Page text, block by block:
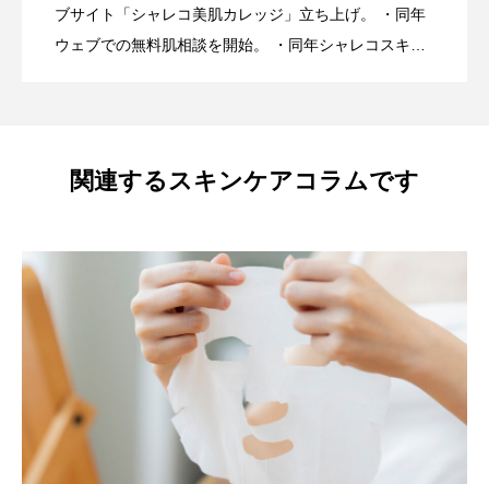
ブサイト「シャレコ美肌カレッジ」立ち上げ。 ・同年
ウェブでの無料肌相談を開始。 ・同年シャレコスキン
ャレコレター♪」は20年間週一回発行。 ・肌トラブル
向け特に敏感肌、乾燥肌へのスキンケアアドバイスに
トラブルは増え続けている・・・医師が
2026.07.17 今、「肌を治す」ことを諦め続けてい
関連するスキンケアコラムです